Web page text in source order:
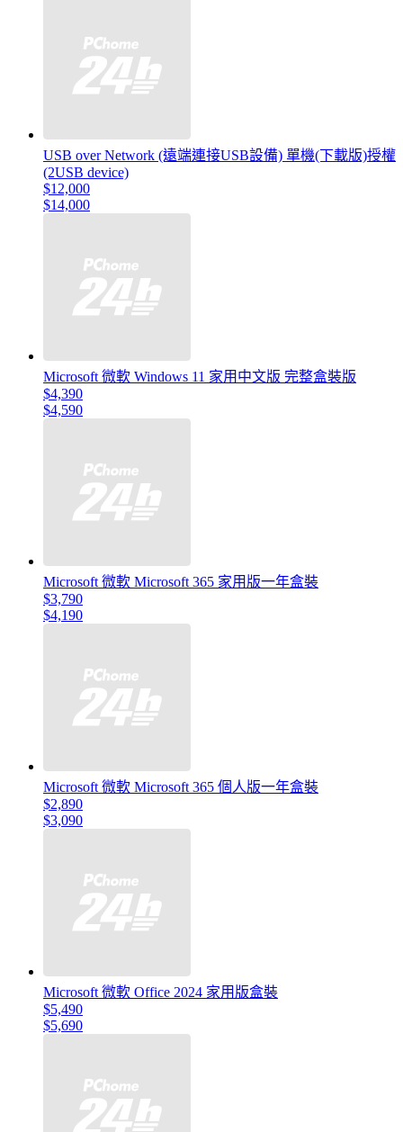
USB over Network (遠端連接USB設備) 單機(下載版)授權
(2USB device)
$12,000
$14,000
Microsoft 微軟 Windows 11 家用中文版 完整盒裝版
$4,390
$4,590
Microsoft 微軟 Microsoft 365 家用版一年盒裝
$3,790
$4,190
Microsoft 微軟 Microsoft 365 個人版一年盒裝
$2,890
$3,090
Microsoft 微軟 Office 2024 家用版盒裝
$5,490
$5,690